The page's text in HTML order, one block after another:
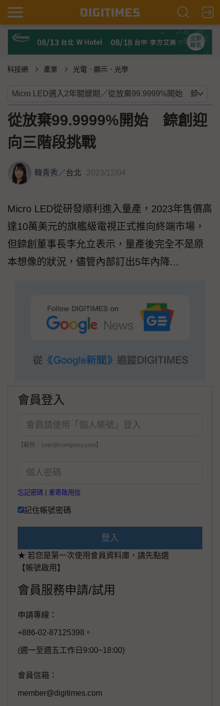
科技網 產業 光電．顯示．光學
從放棄99.9999%開始 錼創迎
向三階段挑戰
韓青秀／台北 2023/12/04
Micro LED從研發順利進入量產，2023年售價高
達10萬美元的旗艦級電視正式推向終端市場，
但錼創董事長李允立表示，量產後完全不是原
本想像的狀況，儘管內部訂出5年內降...
會員登入
【範例：user@company.com】
忘記密碼 重寄啟用信
記住帳號密碼
登入
★ 若您是第一次使用會員資料庫，請先點選
【帳號啟用】
會員服務申請/試用
申請專線：
+886-02-87125398。
(週一至週五工作日9:00~18:00)
會員信箱：
member@digitimes.com